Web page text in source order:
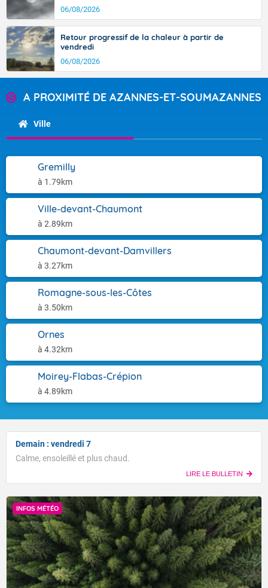
06/08/2026
Retour progressif de la chaleur à partir de
vendredi
06/08/2026
A PROXIMITÉ DE AZANNES-ET-SOUMAZANNES
Ville
Gremilly
à 1.79km
Ville-devant-Chaumont
à 2.89km
Chaumont-devant-Damvillers
à 3.27km
Romagne-sous-les-Côtes
à 3.50km
Ornes
à 4.32km
Moirey-Flabas-Crépion
à 4.89km
Demain : vendredi 7
Calme, ensoleillé et plus chaud.
LIRE LE BULLETIN
INFOS MÉTÉO